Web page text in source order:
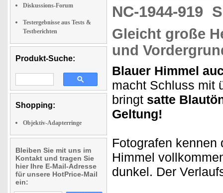
Diskussions-Forum
Testergebnisse aus Tests &
Testberichten
Produkt-Suche:
Shopping:
Objektiv-Adapterringe
Bleiben Sie mit uns im
Kontakt und tragen Sie
hier Ihre E-Mail-Adresse
für unsere HotPrice-Mail
ein:
NC-1944-919
Gleicht große
und
Blauer Himmel
macht Schluss mit
bringt satte
Geltung!
Fotografen
Himmel
dunkel. Der